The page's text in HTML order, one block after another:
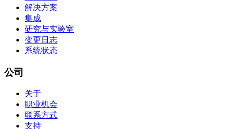
解决方案
集成
研究与实验室
变更日志
系统状态
公司
关于
职业机会
联系方式
支持